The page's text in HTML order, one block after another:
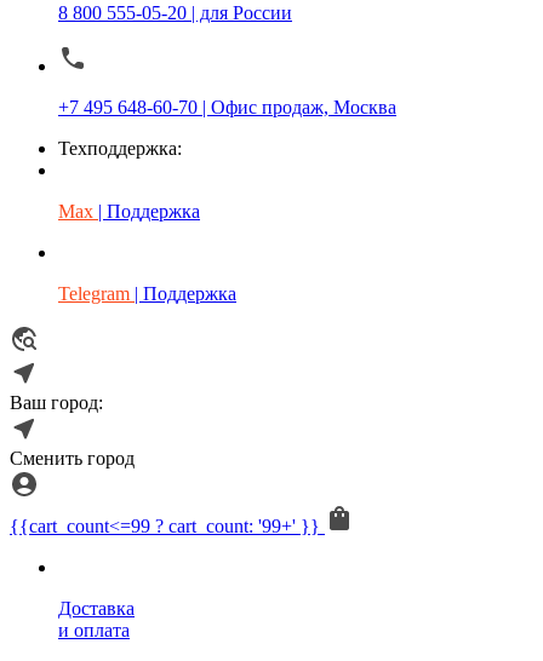
8 800 555-05-20 | для России
+7 495 648-60-70 | Офис продаж, Москва
Техподдержка:
Max | Поддержка
Telegram | Поддержка
Ваш город:
Сменить город
{{cart_count<=99 ? cart_count: '99+' }}
Доставка
и оплата